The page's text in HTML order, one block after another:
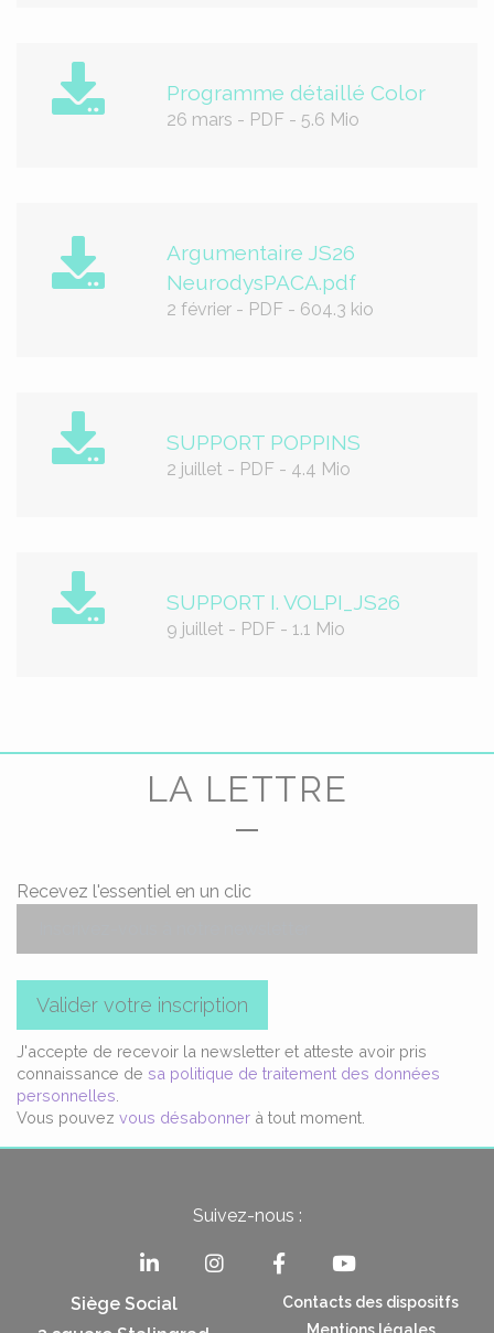
Programme détaillé Color
26 mars - PDF - 5.6 Mio
Argumentaire JS26
NeurodysPACA.pdf
2 février - PDF - 604.3 kio
SUPPORT POPPINS
2 juillet - PDF - 4.4 Mio
SUPPORT I. VOLPI_JS26
9 juillet - PDF - 1.1 Mio
LA LETTRE
Recevez l'essentiel en un clic
Valider votre inscription
J'accepte de recevoir la newsletter et atteste avoir pris
connaissance de sa politique de traitement des données
personnelles
Vous pouvez vous désabonner à tout moment.
Suivez-nous :
Siège Social
Contacts des dispositfs